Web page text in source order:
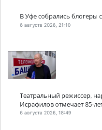
В Уфе собрались блогеры
6 августа 2026, 21:10
Театральный режиссер,
Исрафилов отмечает 85-
6 августа 2026, 18:49